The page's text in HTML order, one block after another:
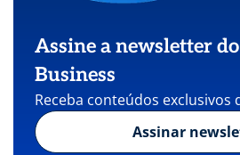
Assine a newsletter
Business
Receba conteúdos exclusivos
Assinar